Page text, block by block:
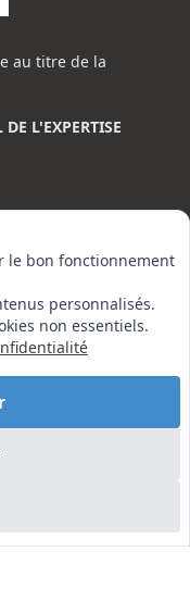
le bon fonctionnement
personnalisés.
non essentiels.
au titre de la
L'EXPERTISE